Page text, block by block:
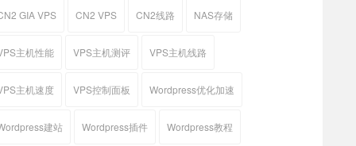
GIA VPS CN2 VPS CN2线路 NAS存储
主机性能 VPS主机测评 VPS主机线路
主机速度 VPS控制面板 Wordpress优化加速
建站 Wordpress插件 Wordpress教程